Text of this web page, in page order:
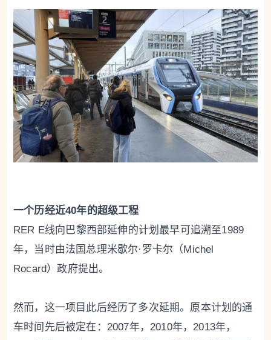
一个历经近40年的超级工程
RER E线向巴黎西部延伸的计划最早可追溯至1989
年，当时由法国总理米歇尔·罗卡尔（Michel
Rocard）政府提出。
然而，这一项目此后经历了多次延期。原本计划的通
车时间先后被定在：2007年，2010年，2013年，